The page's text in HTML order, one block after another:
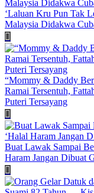
‘Laluan Kru Pun Tak
Malaysia Didakwa
“Mommy & Daddy
Ramai Tersentuh,
Puteri Tersayang
Buat Lawak Sampai
Haram Jangan Dibuat